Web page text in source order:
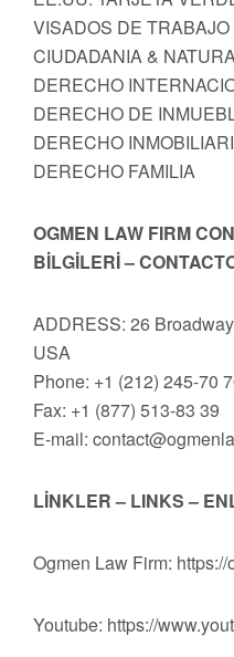
VISADOS DE
CIUDADANIA &
DERECHO
DERECHO DE
DERECHO
DERECHO FAMILIA
OGMEN LAW FIRM
BİLGİLERİ –
ADDRESS: 26
USA
Phone: +1 (212) 245-70
Fax: +1 (877) 513-83 39
E-mail:
LİNKLER – LINKS –
Ogmen Law Firm:
Youtube: https://